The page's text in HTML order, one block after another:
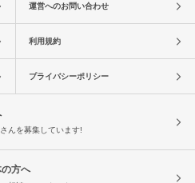
運営へのお問い合わせ
利用規約
プライバシーポリシー
んを募集しています!
方へ